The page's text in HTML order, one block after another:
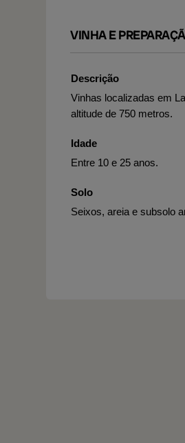
VINHA E
Descrição
Vinhas localizadas em
altitude de 750 metros.
Idade
Entre 10 e 25 anos.
Solo
Seixos, areia e subsolo